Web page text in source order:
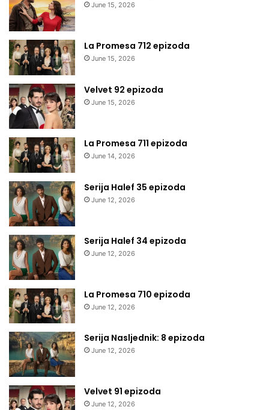
June 15, 2026
La Promesa 712 epizoda
June 15, 2026
Velvet 92 epizoda
June 15, 2026
La Promesa 711 epizoda
June 14, 2026
Serija Halef 35 epizoda
June 12, 2026
Serija Halef 34 epizoda
June 12, 2026
La Promesa 710 epizoda
June 12, 2026
Serija Nasljednik: 8 epizoda
June 12, 2026
Velvet 91 epizoda
June 12, 2026